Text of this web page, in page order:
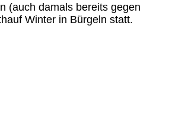
(auch damals bereits gegen
Winter in Bürgeln statt.